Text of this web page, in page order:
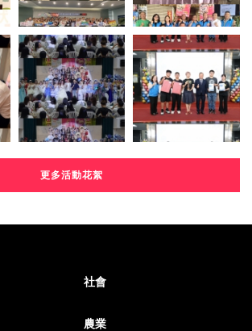
更多活動花絮
社會
農業